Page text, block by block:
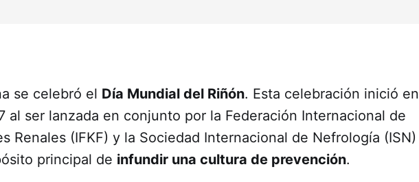
se celebró el Día Mundial del Riñón. Esta celebración inició en
al ser lanzada en conjunto por la Federación Internacional de
Renales (IFKF) y la Sociedad Internacional de Nefrología (ISN)
principal de infundir una cultura de prevención.